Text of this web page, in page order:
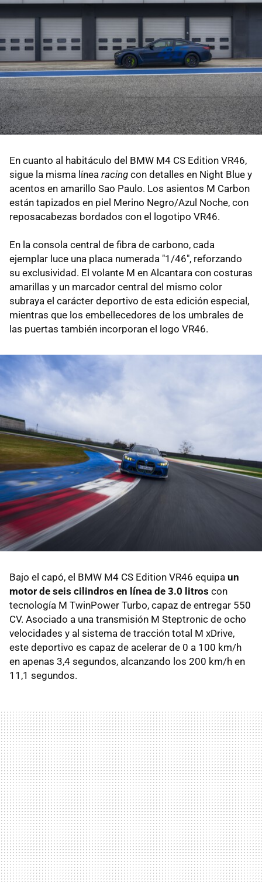
En cuanto al habitáculo del BMW M4 CS Edition VR46,
sigue la misma línea racing con detalles en Night Blue y
acentos en amarillo Sao Paulo. Los asientos M Carbon
están tapizados en piel Merino Negro/Azul Noche, con
reposacabezas bordados con el logotipo VR46.
En la consola central de fibra de carbono, cada
ejemplar luce una placa numerada "1/46", reforzando
su exclusividad. El volante M en Alcantara con costuras
amarillas y un marcador central del mismo color
subraya el carácter deportivo de esta edición especial,
mientras que los embellecedores de los umbrales de
las puertas también incorporan el logo VR46.
Bajo el capó, el BMW M4 CS Edition VR46 equipa un
motor de seis cilindros en línea de 3.0 litros con
tecnología M TwinPower Turbo, capaz de entregar 550
CV. Asociado a una transmisión M Steptronic de ocho
velocidades y al sistema de tracción total M xDrive,
este deportivo es capaz de acelerar de 0 a 100 km/h
en apenas 3,4 segundos, alcanzando los 200 km/h en
11,1 segundos.